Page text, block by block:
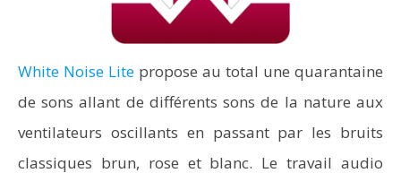
White Noise Lite propose au total une quarantaine
de sons allant de différents sons de la nature aux
ventilateurs oscillants en passant par les bruits
classiques brun, rose et blanc. Le travail audio